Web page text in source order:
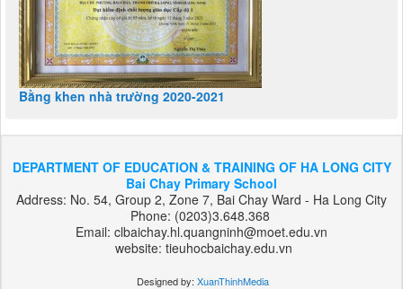
Bằng khen nhà trường 2020-2021
DEPARTMENT OF EDUCATION & TRAINING OF HA LONG CITY
Bai Chay Primary School
Address: No. 54, Group 2, Zone 7, Bai Chay Ward - Ha Long City
Phone: (0203)3.648.368
Email: clbaichay.hl.quangninh@moet.edu.vn
website: tieuhocbaichay.edu.vn
Designed by: XuanThinhMedia